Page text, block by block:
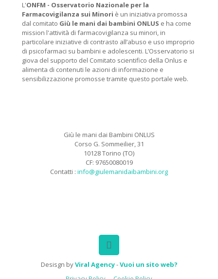
L'ONFM - Osservatorio Nazionale per la
Farmacovigilanza sui Minori è un iniziativa promossa
dal comitato Giù le mani dai bambini ONLUS e ha come
mission l'attività di farmacovigilanza su minori, in
particolare iniziative di contrasto all’abuso e uso improprio
di psicofarmaci su bambini e adolescenti. L’Osservatorio si
giova del supporto del Comitato scientifico della Onlus e
alimenta di contenuti le azioni di informazione e
sensibilizzazione promosse tramite questo portale web.
Giù le mani dai Bambini ONLUS
Corso G. Sommeilier, 31
10128 Torino (TO)
CF: 97650080019
Contatti : info@giulemanidaibambini.org
Desisgn byViral Agency-Vuoi un sito web?